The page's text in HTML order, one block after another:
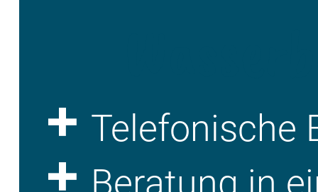
Telefonische
Beratung in